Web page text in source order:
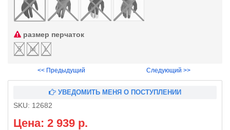
размер перчаток
S
M L
<< Предыдущий Следующий >>
УВЕДОМИТЬ МЕНЯ О ПОСТУПЛЕНИИ
SKU: 12682
Цена: 2 939 р.